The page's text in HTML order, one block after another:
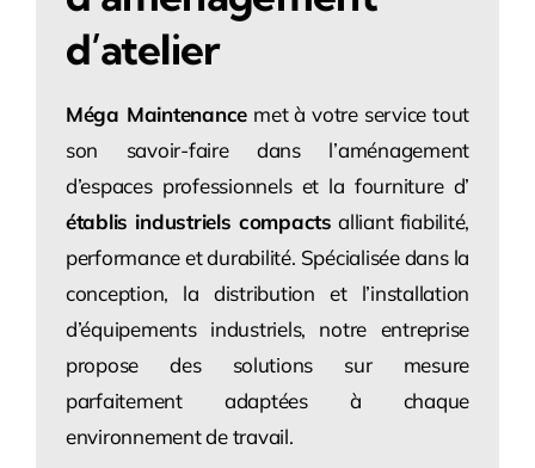
d’atelier
Méga Maintenance met à votre service tout
son savoir-faire dans l’aménagement
d’espaces professionnels et la fourniture d’
établis industriels compacts alliant fiabilité,
performance et durabilité. Spécialisée dans la
conception, la distribution et l’installation
d’équipements industriels, notre entreprise
propose des solutions sur mesure
parfaitement adaptées à chaque
environnement de travail.